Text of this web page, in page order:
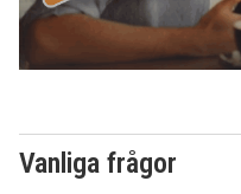
Vanliga frågor